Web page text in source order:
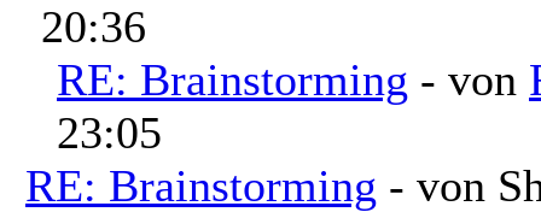
20:36
RE: Brainstorming - von
23:05
RE: Brainstorming - von